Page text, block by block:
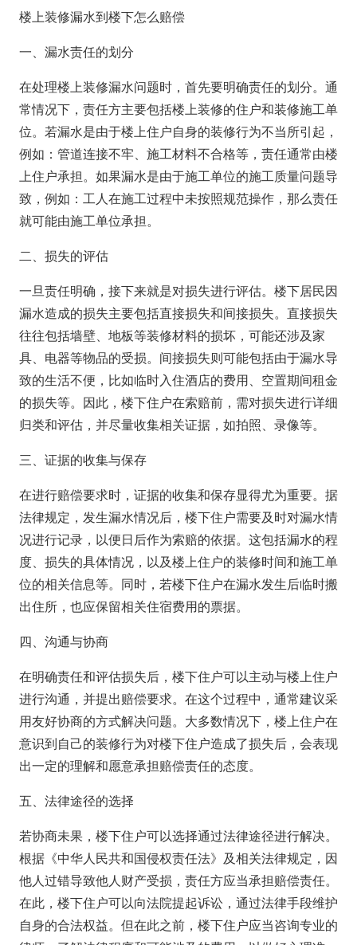
楼上装修漏水到楼下怎么赔偿
一、漏水责任的划分
在处理楼上装修漏水问题时，首先要明确责任的划分。通
常情况下，责任方主要包括楼上装修的住户和装修施工单
位。若漏水是由于楼上住户自身的装修行为不当所引起，
例如：管道连接不牢、施工材料不合格等，责任通常由楼
上住户承担。如果漏水是由于施工单位的施工质量问题导
致，例如：工人在施工过程中未按照规范操作，那么责任
就可能由施工单位承担。
二、损失的评估
一旦责任明确，接下来就是对损失进行评估。楼下居民因
漏水造成的损失主要包括直接损失和间接损失。直接损失
往往包括墙壁、地板等装修材料的损坏，可能还涉及家
具、电器等物品的受损。间接损失则可能包括由于漏水导
致的生活不便，比如临时入住酒店的费用、空置期间租金
的损失等。因此，楼下住户在索赔前，需对损失进行详细
归类和评估，并尽量收集相关证据，如拍照、录像等。
三、证据的收集与保存
在进行赔偿要求时，证据的收集和保存显得尤为重要。据
法律规定，发生漏水情况后，楼下住户需要及时对漏水情
况进行记录，以便日后作为索赔的依据。这包括漏水的程
度、损失的具体情况，以及楼上住户的装修时间和施工单
位的相关信息等。同时，若楼下住户在漏水发生后临时搬
出住所，也应保留相关住宿费用的票据。
四、沟通与协商
在明确责任和评估损失后，楼下住户可以主动与楼上住户
进行沟通，并提出赔偿要求。在这个过程中，通常建议采
用友好协商的方式解决问题。大多数情况下，楼上住户在
意识到自己的装修行为对楼下住户造成了损失后，会表现
出一定的理解和愿意承担赔偿责任的态度。
五、法律途径的选择
若协商未果，楼下住户可以选择通过法律途径进行解决。
根据《中华人民共和国侵权责任法》及相关法律规定，因
他人过错导致他人财产受损，责任方应当承担赔偿责任。
在此，楼下住户可以向法院提起诉讼，通过法律手段维护
自身的合法权益。但在此之前，楼下住户应当咨询专业的